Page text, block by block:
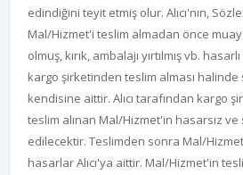
edindiğini teyit etmiş olur. Alıcı'nın,
Mal/Hizmet'i teslim almadan önce
olmuş, kırık, ambalajı yırtılmış vb.
kargo şirketinden teslim alması
kendisine aittir. Alıcı tarafından kargo
teslim alınan Mal/Hizmet'in hasarsız
edilecektir. Teslimden sonra Mal/
hasarlar Alıcı'ya aittir. Mal/Hizmet'in